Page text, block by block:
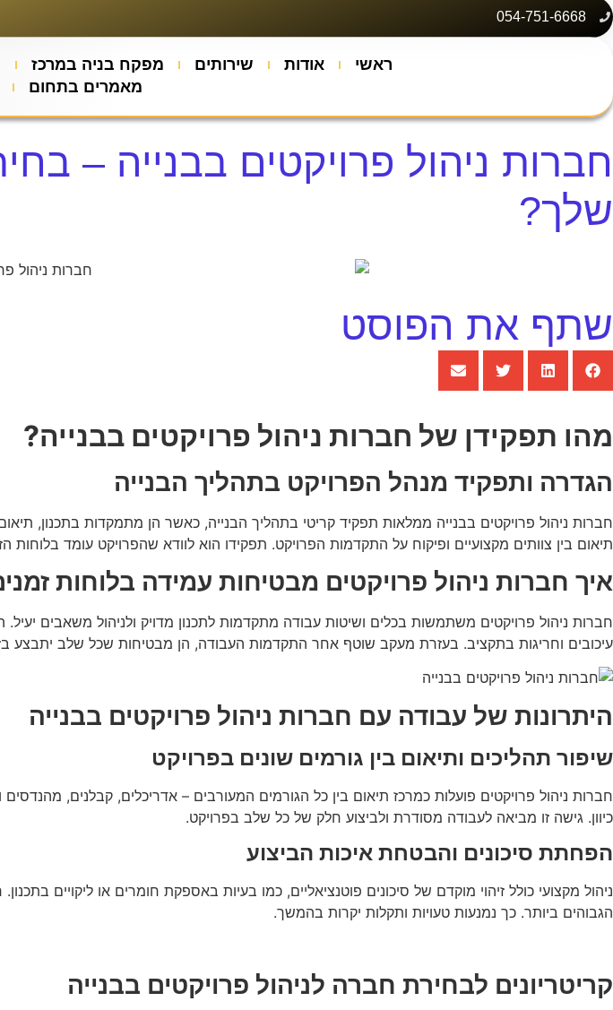
054-751-6668
ראשי אודות שירותים מפקח בניה במרכז
מאמרים בתחום
חברות ניהול פרויקטים בבנייה –
שלך?
שתף את הפוסט
מהו תפקידן של חברות ניהול פרויקטים בבנייה?
הגדרה ותפקיד מנהל הפרויקט בתהליך הבנייה
חברות ניהול פרויקטים בבנייה ממלאות תפקיד קריטי בתהליך הבנייה, כאשר הן מתמקדות בתכנון,
תיאום בין צוותים מקצועיים ופיקוח על התקדמות הפרויקט. תפקידו הוא לוודא שהפרויקט עומד
איך חברות ניהול פרויקטים מבטיחות עמידה בלוחות
חברות ניהול פרויקטים משתמשות בכלים ושיטות עבודה מתקדמות לתכנון מדויק ולניהול משאבים
עיכובים וחריגות בתקציב. בעזרת מעקב שוטף אחר התקדמות העבודה, הן מבטיחות שכל שלב יתבצע
היתרונות של עבודה עם חברות ניהול פרויקטים בבנייה
שיפור תהליכים ותיאום בין גורמים שונים בפרויקט
חברות ניהול פרויקטים פועלות כמרכז תיאום בין כל הגורמים המעורבים – אדריכלים, קבלנים,
כיוון. גישה זו מביאה לעבודה מסודרת ולביצוע חלק של כל שלב בפרויקט.
הפחתת סיכונים והבטחת איכות הביצוע
ניהול מקצועי כולל זיהוי מוקדם של סיכונים פוטנציאליים, כמו בעיות באספקת חומרים או ליקויים
הגבוהים ביותר. כך נמנעות טעויות ותקלות יקרות בהמשך.
קריטריונים לבחירת חברה לניהול פרויקטים בבנייה